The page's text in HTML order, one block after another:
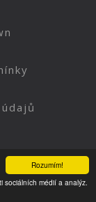
Rozumím!
sociálních médií a analýz.